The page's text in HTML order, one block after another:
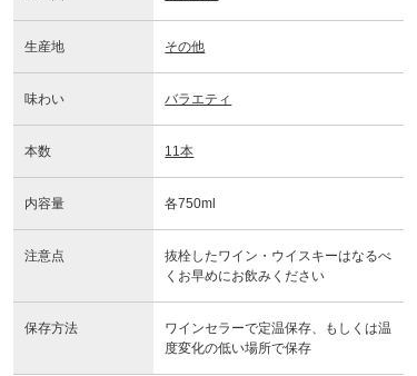
生産地 その他
味わい バラエティ
本数 11本
内容量 各750ml
注意点
抜栓したワイン・ウイスキーはなるべ
くお早めにお飲みください
保存方法
ワインセラーで定温保存、もしくは温
度変化の低い場所で保存